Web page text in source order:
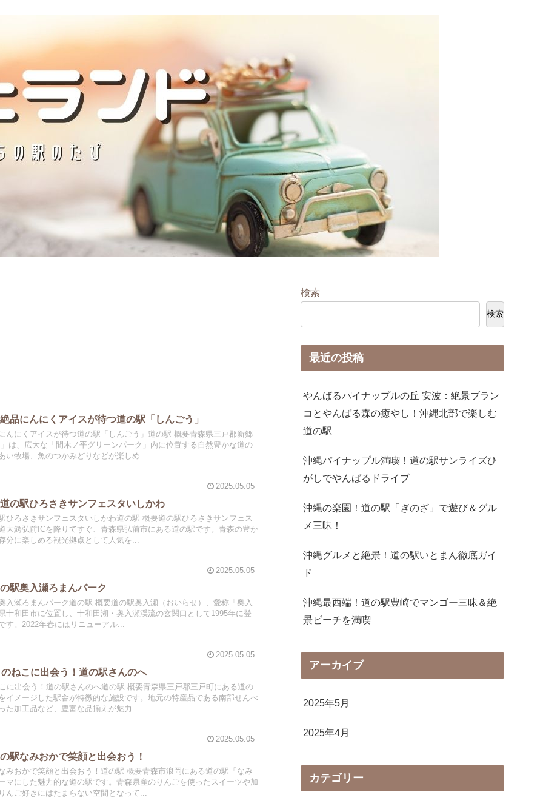
品にんにくアイスが待つ道の駅「しんごう」
んにくアイスが待つ道の駅「しんごう」道の駅 概要青森県三戸郡新郷
は、広大な「間木ノ平グリーンパーク」内に位置する自然豊かな道の
い牧場、魚のつかみどりなどが楽しめ...
2025.05.05
の駅ひろさきサンフェスタいしかわ
ひろさきサンフェスタいしかわ道の駅 概要道の駅ひろさきサンフェス
大鰐弘前ICを降りてすぐ、青森県弘前市にある道の駅です。青森の豊か
分に楽しめる観光拠点として人気を...
2025.05.05
駅奥入瀬ろまんパーク
入瀬ろまんパーク道の駅 概要道の駅奥入瀬（おいらせ）、愛称「奥入
十和田市に位置し、十和田湖・奥入瀬渓流の玄関口として1995年に登
す。2022年春にはリニューアル...
2025.05.05
ねこに出会う！道の駅さんのへ
に出会う！道の駅さんのへ道の駅 概要青森県三戸郡三戸町にある道の
イメージした駅舎が特徴的な施設です。地元の特産品である南部せんべ
た加工品など、豊富な品揃えが魅力...
2025.05.05
駅なみおかで笑顔と出会おう！
みおかで笑顔と出会おう！道の駅 概要青森市浪岡にある道の駅「なみ
マにした魅力的な道の駅です。青森県産のりんごを使ったスイーツや加
んご好きにはたまらない空間となって...
検索
検索
最近の投稿
やんばるパイナップルの丘 安波：絶景ブラン
コとやんばる森の癒やし！沖縄北部で楽しむ
道の駅
沖縄パイナップル満喫！道の駅サンライズひ
がしでやんばるドライブ
沖縄の楽園！道の駅「ぎのざ」で遊び＆グル
メ三昧！
沖縄グルメと絶景！道の駅いとまん徹底ガイ
ド
沖縄最西端！道の駅豊崎でマンゴー三昧＆絶
景ビーチを満喫
アーカイブ
2025年5月
2025年4月
カテゴリー